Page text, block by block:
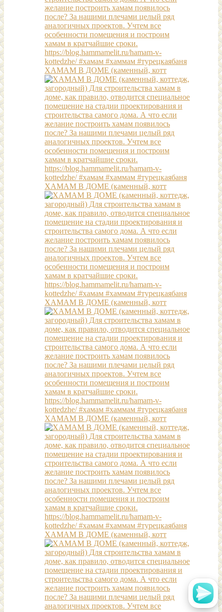
ХАМАМ В ДОМЕ (каменный, котт
ХАМАМ В ДОМЕ (каменный, котт
ХАМАМ В ДОМЕ (каменный, котт
ХАМАМ В ДОМЕ (каменный, котт
ХАМАМ В ДОМЕ (каменный, котт